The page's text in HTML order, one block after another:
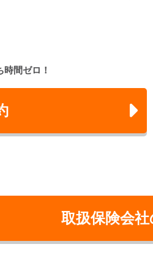
間ゼロ！
取扱保険会